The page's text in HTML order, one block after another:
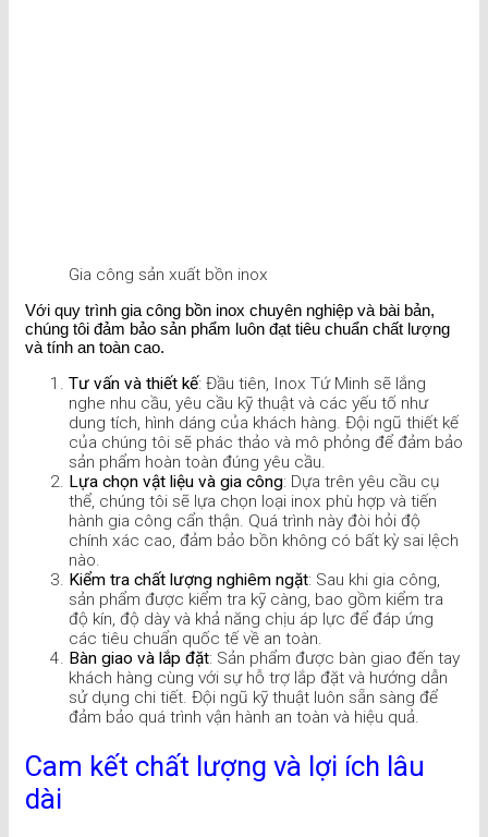
Gia công sản xuất bồn inox
Với quy trình gia công bồn inox chuyên nghiệp và bài bản,
chúng tôi đảm bảo sản phẩm luôn đạt tiêu chuẩn chất lượng
và tính an toàn cao.
Tư vấn và thiết kế: Đầu tiên, Inox Tứ Minh sẽ lắng
nghe nhu cầu, yêu cầu kỹ thuật và các yếu tố như
dung tích, hình dáng của khách hàng. Đội ngũ thiết kế
của chúng tôi sẽ phác thảo và mô phỏng để đảm bảo
sản phẩm hoàn toàn đúng yêu cầu.
Lựa chọn vật liệu và gia công: Dựa trên yêu cầu cụ
thể, chúng tôi sẽ lựa chọn loại inox phù hợp và tiến
hành gia công cẩn thận. Quá trình này đòi hỏi độ
chính xác cao, đảm bảo bồn không có bất kỳ sai lệch
nào.
Kiểm tra chất lượng nghiêm ngặt: Sau khi gia công,
sản phẩm được kiểm tra kỹ càng, bao gồm kiểm tra
độ kín, độ dày và khả năng chịu áp lực để đáp ứng
các tiêu chuẩn quốc tế về an toàn.
Bàn giao và lắp đặt: Sản phẩm được bàn giao đến tay
khách hàng cùng với sự hỗ trợ lắp đặt và hướng dẫn
sử dụng chi tiết. Đội ngũ kỹ thuật luôn sẵn sàng để
đảm bảo quá trình vận hành an toàn và hiệu quả.
Cam kết chất lượng và lợi ích lâu
dài